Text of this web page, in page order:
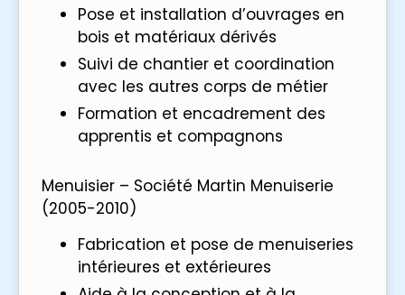
Pose et installation d’ouvrages en
bois et matériaux dérivés
Suivi de chantier et coordination
avec les autres corps de métier
Formation et encadrement des
apprentis et compagnons
Menuisier – Société Martin Menuiserie
(2005-2010)
Fabrication et pose de menuiseries
intérieures et extérieures